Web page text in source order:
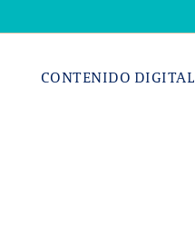
CONTENIDO DIGITAL